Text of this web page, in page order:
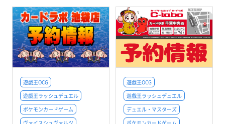
遊戯王OCG
遊戯王ラッシュデュエル
ポケモンカードゲーム
遊戯王OCG
遊戯王ラッシュデュエル
デュエル・マスターズ